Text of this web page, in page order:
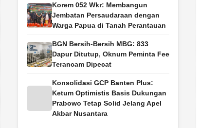
Korem 052 Wkr: Membangun
Jembatan Persaudaraan dengan
Warga Papua di Tanah Perantauan
BGN Bersih-Bersih MBG: 833
Dapur Ditutup, Oknum Peminta Fee
Terancam Dipecat
Konsolidasi GCP Banten Plus:
Ketum Optimistis Basis Dukungan
Prabowo Tetap Solid Jelang Apel
Akbar Nusantara